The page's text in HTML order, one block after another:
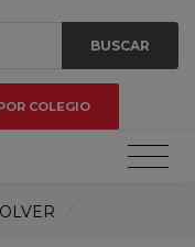
BUSCAR
COLEGIO